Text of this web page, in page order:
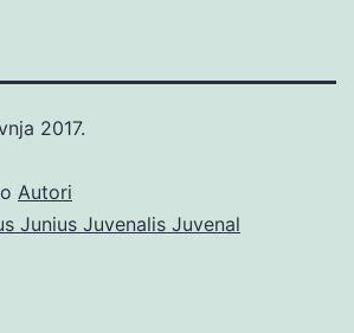
2017.
Autori
Junius Juvenalis Juvenal